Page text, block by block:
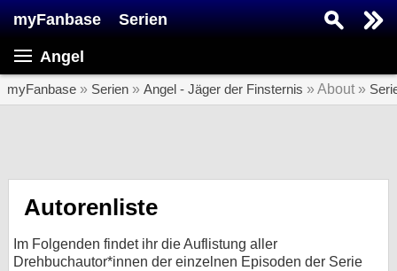
myFanbase Serien
Angel
myFanbase » Serien » Angel - Jäger der Finsternis » About »
Autorenliste
Im Folgenden findet ihr die Auflistung aller
Drehbuchautor*innen der einzelnen Episoden der Serie
SERIEN
KULTUR